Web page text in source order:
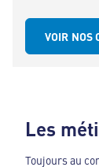
VOIR NOS
Les
Toujours au